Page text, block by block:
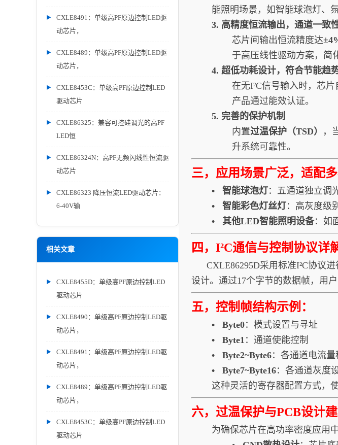
CXLE8491：单级高PF原边控制LED驱
动芯片，
CXLE8489：单级高PF原边控制LED驱
动芯片，
CXLE8453C：单级高PF原边控制LED
驱动芯片
CXLE86325：兼容可控硅调光的高PF
LED恒
CXLE86324N：高PF无频闪线性恒流驱
动芯片
CXLE86323 降压恒流LED驱动芯片：
6-40V输
相关文章
CXLE8455D：单级高PF原边控制LED
驱动芯片
CXLE8490：单级高PF原边控制LED驱
动芯片，
CXLE8491：单级高PF原边控制LED驱
动芯片，
CXLE8489：单级高PF原边控制LED驱
动芯片，
CXLE8453C：单级高PF原边控制LED
驱动芯片
能照明场景，如智能球泡灯、
3. 高精度恒流输出，通道一致
芯片间输出恒流精度达
于高压线性驱动方案，简
4. 超低功耗设计，符合节能趋
在无I²C信号输入时，芯
产品通过能效认证。
5. 完善的保护机制
内置过温保护（TSD）
，
升系统可靠性。
三，应用场景广泛，适配
• 智能球泡灯：五通道独立调
• 智能彩色灯丝灯：高灰度级
• 其他LED智能照明设备：如
四，I²C通信与控制协议详
CXLE86295D采用标准I²C协议进
设计。通过17个字节的数据帧，用
五，控制帧结构示例：
• Byte0：模式设置与寻址
• Byte1 ：通道使能控制
• Byte2~Byte6：各通道电流量
• Byte7~Byte16：各通道灰度
这种灵活的寄存器配置方式，
六，过温保护与PCB设计
为确保芯片在高功率密度应用